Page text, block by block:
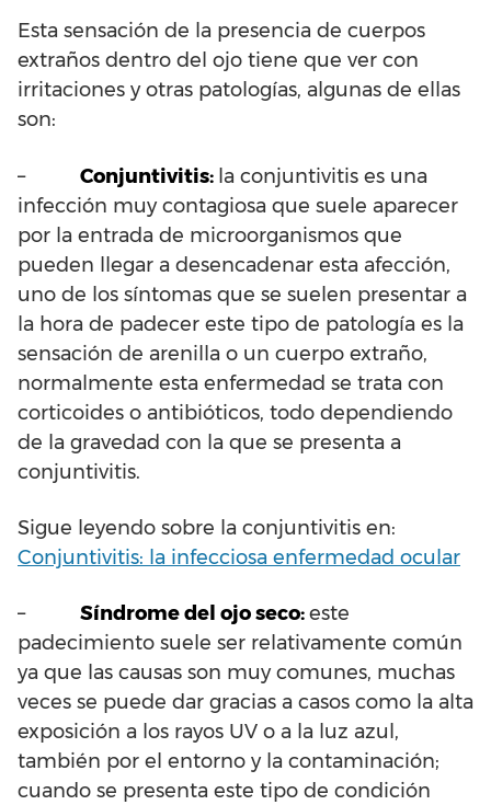
Esta sensación de la presencia de cuerpos
extraños dentro del ojo tiene que ver con
irritaciones y otras patologías, algunas de ellas
son:
– Conjuntivitis: la conjuntivitis es una
infección muy contagiosa que suele aparecer
por la entrada de microorganismos que
pueden llegar a desencadenar esta afección,
uno de los síntomas que se suelen presentar a
la hora de padecer este tipo de patología es la
sensación de arenilla o un cuerpo extraño,
normalmente esta enfermedad se trata con
corticoides o antibióticos, todo dependiendo
de la gravedad con la que se presenta a
conjuntivitis.
Sigue leyendo sobre la conjuntivitis en:
Conjuntivitis: la infecciosa enfermedad ocular
– Síndrome del ojo seco:este
padecimiento suele ser relativamente común
ya que las causas son muy comunes, muchas
veces se puede dar gracias a casos como la alta
exposición a los rayos UV o a la luz azul,
también por el entorno y la contaminación;
cuando se presenta este tipo de condición